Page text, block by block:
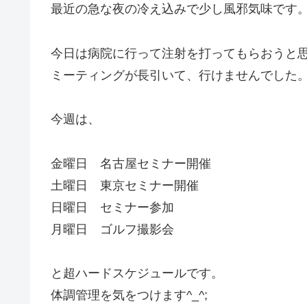
最近の急な夜の冷え込みで少し風邪気味です。
今日は病院に行って注射を打ってもらおうと
ミーティングが長引いて、行けませんでした。
今週は、
金曜日 名古屋セミナー開催
土曜日 東京セミナー開催
日曜日 セミナー参加
月曜日 ゴルフ撮影会
と超ハードスケジュールです。
体調管理を気をつけます^_^;